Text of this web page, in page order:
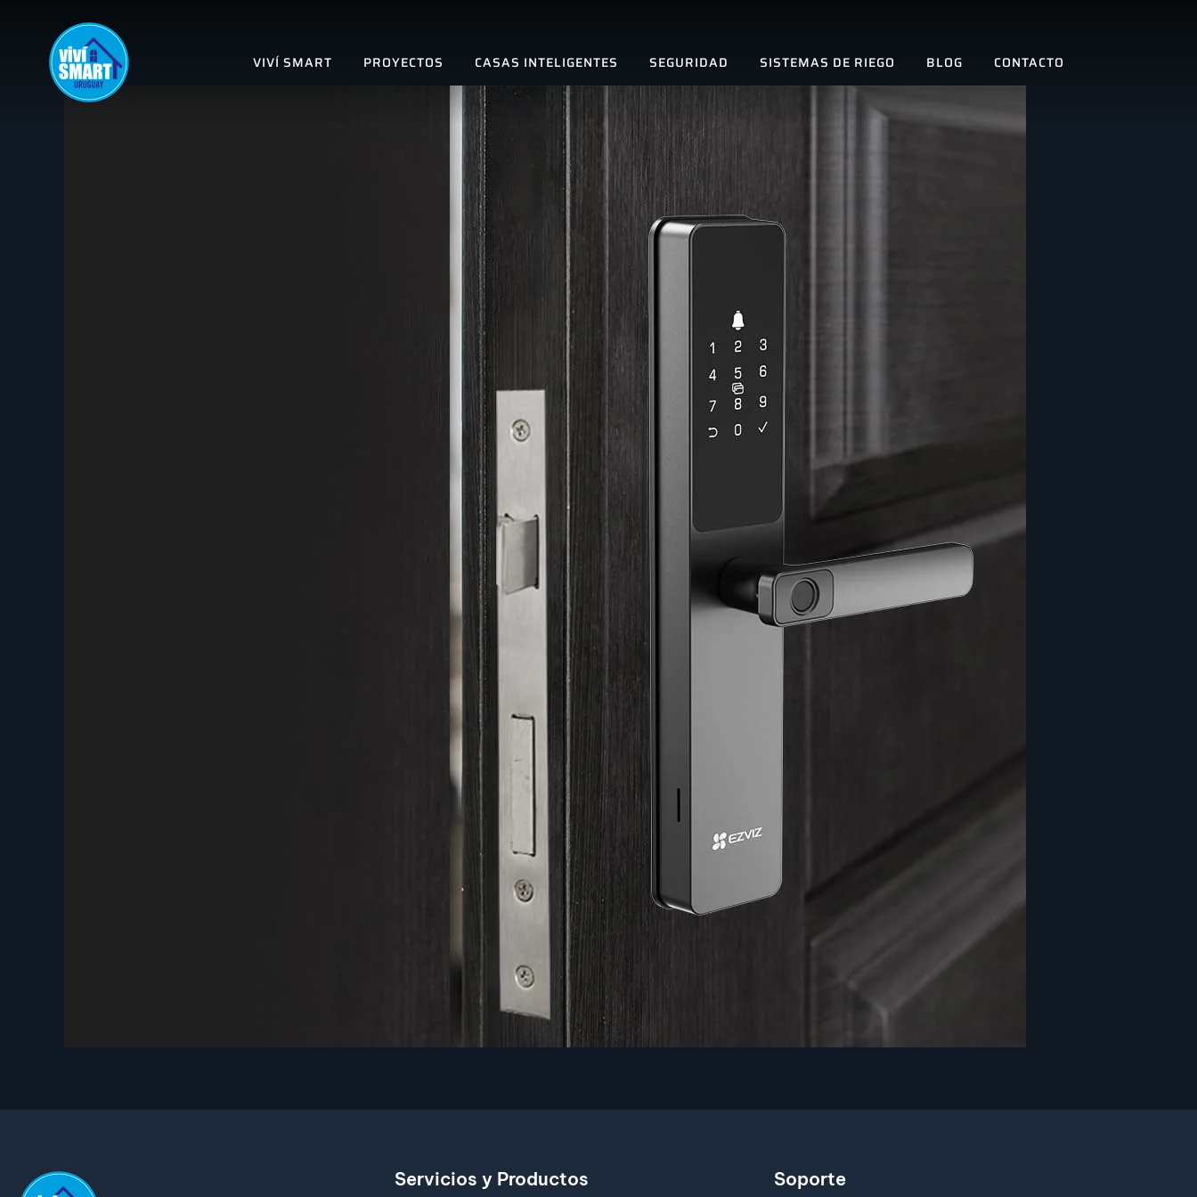
VIVÍ SMART PROYECTOS CASAS INTELIGENTES SEGURIDAD SISTEMAS DE RIEGO BLOG CONTACTO
Servicios y Productos Soporte